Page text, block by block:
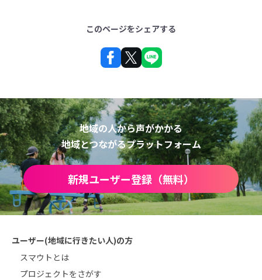
このページをシェアする
地域の人から声がかかる
地域とつながるプラットフォーム
新規ユーザー登録（無料）
ユーザー(地域に行きたい人)の方
スマウトとは
プロジェクトをさがす